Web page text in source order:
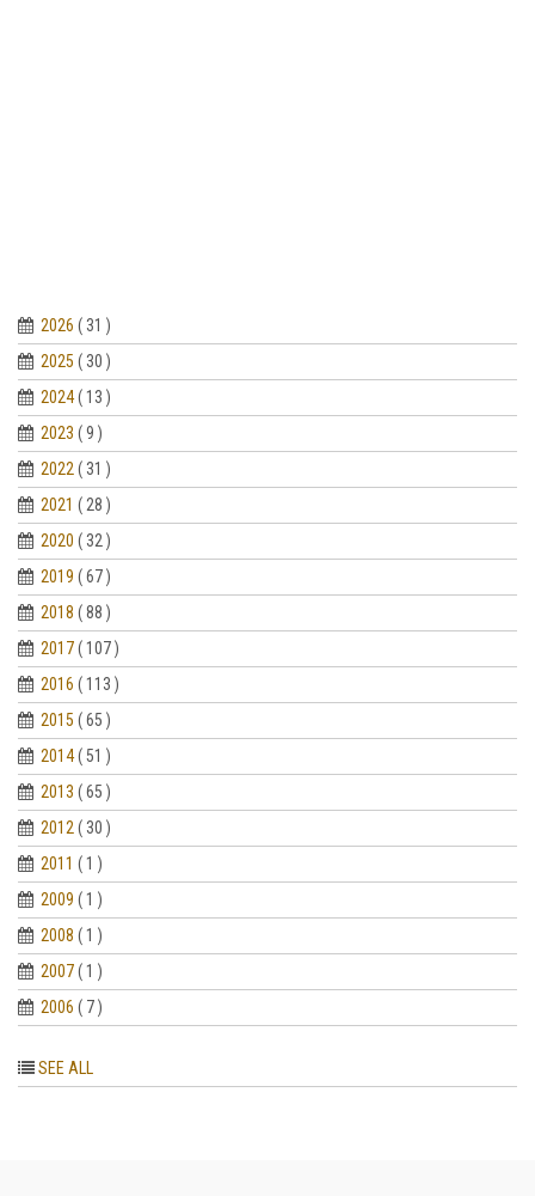
2026 ( 31 )
2025 ( 30 )
2024( 13 )
2023 ( 9 )
2022( 31 )
2021 ( 28 )
2020 ( 32 )
2019 ( 67 )
2018 ( 88 )
2017( 107 )
2016 ( 113 )
2015 ( 65 )
2014( 51 )
2013 ( 65 )
2012( 30 )
2011 ( 1 )
2009 ( 1 )
2008 ( 1 )
2007( 1 )
2006 ( 7 )
SEE ALL